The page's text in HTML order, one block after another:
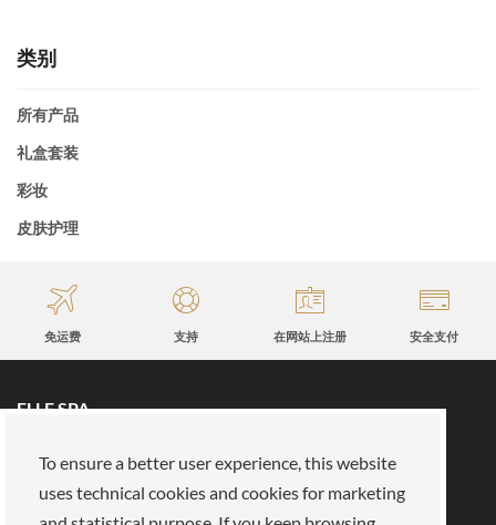
类别
所有产品
礼盒套装
彩妆
皮肤护理
免运费 支持 在网站上注册 安全支付
ELLE SPA
保真卡
关于我们
保留区
To ensure a better user experience, this website
uses technical cookies and cookies for marketing